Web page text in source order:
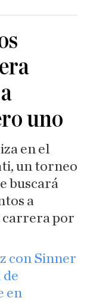
uno
en el
un torneo
buscará
a
carrera por
con Sinner
de
en